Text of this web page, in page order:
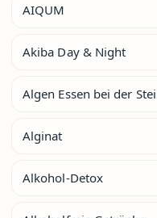
AIQUM
Akiba Day & Night
Algen Essen bei der
Alginat
Alkohol-Detox